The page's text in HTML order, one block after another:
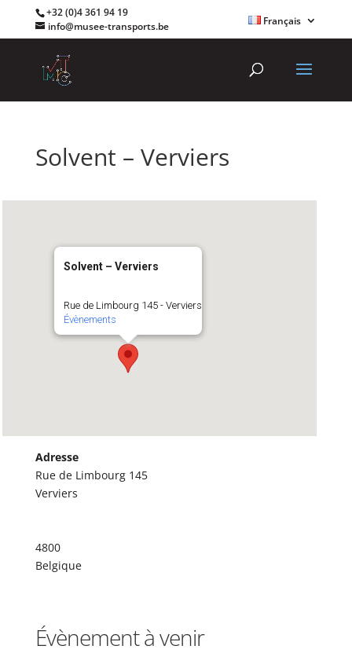
+32 (0)4 361 94 19
info@musee-transports.be
Français
Solvent – Verviers
Solvent – Verviers
Rue de Limbourg 145 - Verviers
Évènements
Adresse
Rue de Limbourg 145
Verviers
4800
Belgique
Évènement à venir